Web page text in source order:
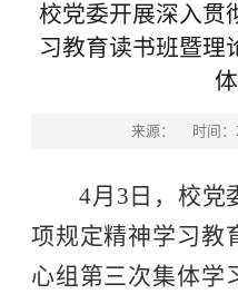
校党委开展深入贯
习教育读书班暨理
来源： 时间
4月3日，校党
项规定精神学习教
心组第三次集体学